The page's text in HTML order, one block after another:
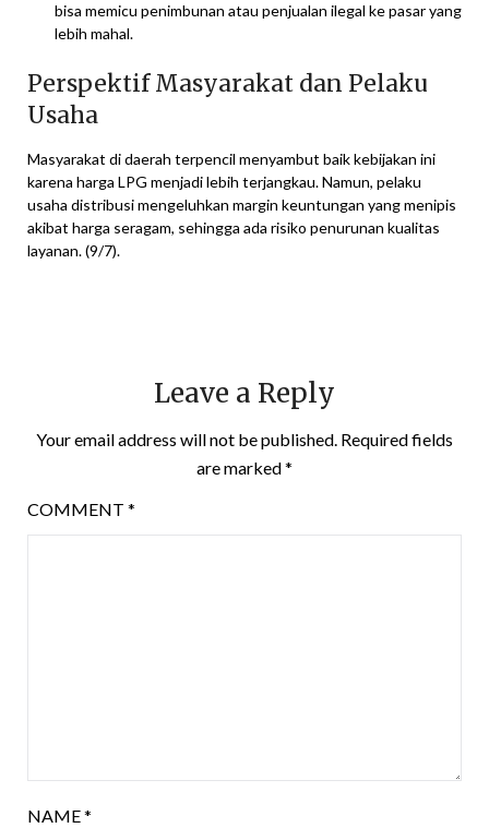
bisa memicu penimbunan atau penjualan ilegal ke pasar yang
lebih mahal.
Perspektif Masyarakat dan Pelaku
Usaha
Masyarakat di daerah terpencil menyambut baik kebijakan ini
karena harga LPG menjadi lebih terjangkau. Namun, pelaku
usaha distribusi mengeluhkan margin keuntungan yang menipis
akibat harga seragam, sehingga ada risiko penurunan kualitas
layanan. (9/7).
Leave a Reply
Your email address will not be published. Required fields
are marked*
COMMENT *
NAME*